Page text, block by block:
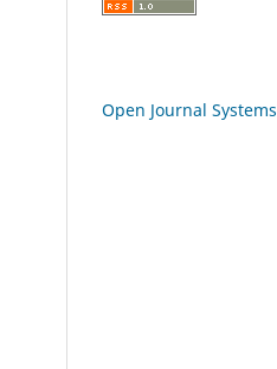
Open Journal Systems